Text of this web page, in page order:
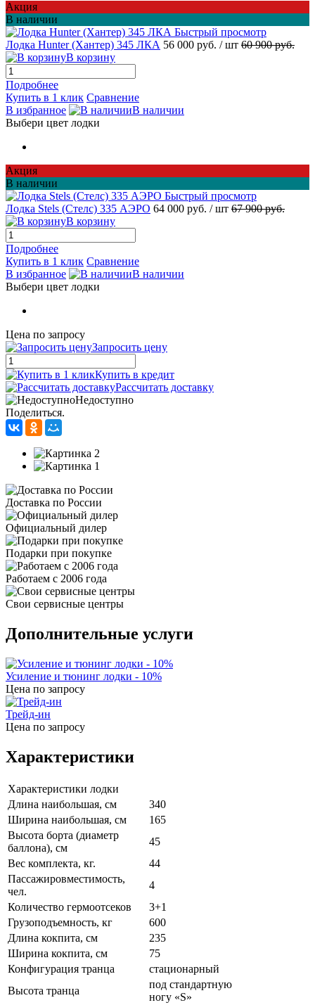
Акция
В наличии
Быстрый просмотр
Лодка Hunter (Хантер) 345 ЛКА 56 000 руб. / шт 60 900 руб.
В корзину
Подробнее
Купить в 1 клик Сравнение
В избранное
В наличии
Выбери цвет лодки
Акция
В наличии
Быстрый просмотр
Лодка Stels (Стелс) 335 АЭРО 64 000 руб. / шт 67 900 руб.
В корзину
Подробнее
Купить в 1 клик Сравнение
В избранное
В наличии
Выбери цвет лодки
Цена по запросу
Запросить цену
Купить в кредит
Рассчитать доставку
Недоступно
Поделиться.
Доставка по России
Официальный дилер
Подарки при покупке
Работаем с 2006 года
Свои сервисные центры
Дополнительные услуги
Усиление и тюнинг лодки - 10%
Цена по запросу
Трейд-ин
Цена по запросу
Характеристики
Характеристики лодки
Длина наибольшая, см
340
Ширина наибольшая, см
165
Высота борта (диаметр
баллона), см
45
Вес комплекта, кг.
44
Пассажировместимость,
чел.
4
Количество гермоотсеков
3+1
Грузоподъемность, кг
600
Длина кокпита, см
235
Ширина кокпита, см
75
Конфигурация транца
стационарный
Высота транца
под стандартную
ногу «S»